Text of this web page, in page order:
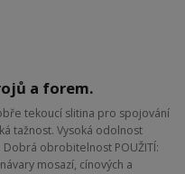
a forem.
tekoucí slitina pro spojování
tažnost. Vysoká odolnost
obrobitelnost POUŽITÍ:
mosazí, cínových a